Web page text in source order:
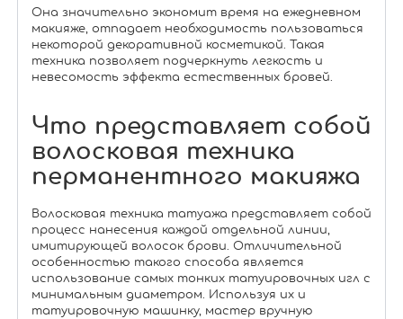
Она значительно экономит время на ежедневном
макияже, отпадает необходимость пользоваться
некоторой декоративной косметикой. Такая
техника позволяет подчеркнуть легкость и
невесомость эффекта естественных бровей.
Что представляет собой
волосковая техника
перманентного макияжа
Волосковая техника татуажа представляет собой
процесс нанесения каждой отдельной линии,
имитирующей волосок брови. Отличительной
особенностью такого способа является
использование самых тонких татуировочных игл с
минимальным диаметром. Используя их и
татуировочную машинку, мастер вручную